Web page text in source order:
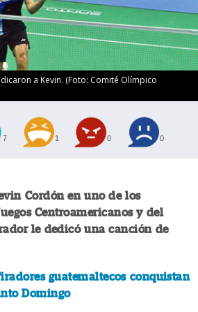
a Kevin. (Foto: Comité Olímpico
7 1 0 0
Cordón en uno de los
Centroamericanos y del
le dedicó una canción de
guatemaltecos conquistan
Domingo